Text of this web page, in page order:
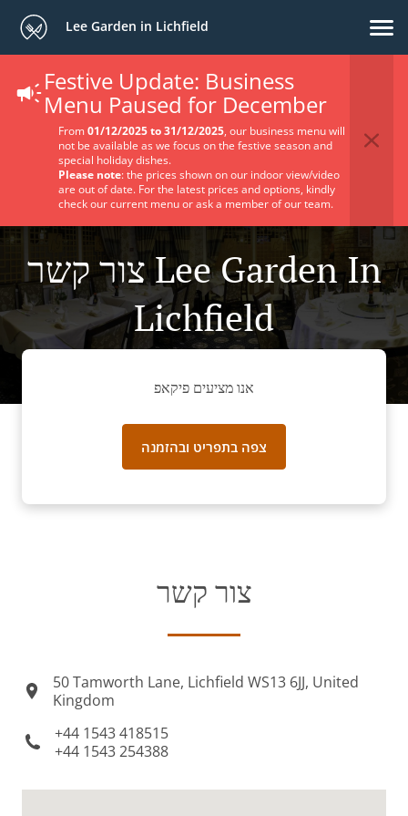
Lee Garden in Lichfield
Festive Update: Business
Menu Paused for December
From01/12/2025 to 31/12/2025, our business menu will
not be available as we focus on the festive season and
special holiday dishes.
Please note: the prices shown on our indoor view/video
are out of date. For the latest prices and options, kindly
check our current menu or ask a member of our team.
צור קשר Lee Garden In
Lichfield
אנו מציעים פיקאפ
צפה בתפריט ובהזמנה
צור קשר
50 Tamworth Lane, Lichfield WS13 6JJ, United
Kingdom
+44 1543 418515
+44 1543 254388